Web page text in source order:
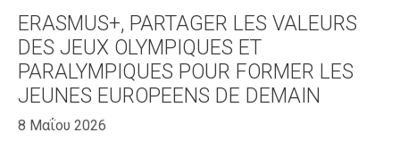
ERASMUS+, PARTAGER LES VALEURS
DES JEUX OLYMPIQUES ET
PARALYMPIQUES POUR FORMER LES
JEUNES EUROPEENS DE DEMAIN
8 Μαΐου 2026